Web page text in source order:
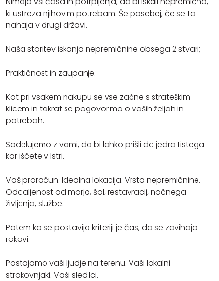
ki ustreza njihovim potrebam. Še posebej, če se ta
nahaja v drugi državi.
Naša storitev iskanja nepremičnine obsega 2 stvari;
Praktičnost in zaupanje.
Kot pri vsakem nakupu se vse začne s strateškim
klicem in takrat se pogovorimo o vaših željah in
potrebah.
Sodelujemo z vami, da bi lahko prišli do jedra tistega
kar iščete v Istri.
Vaš proračun. Idealna lokacija. Vrsta nepremičnine.
Oddaljenost od morja, šol, restavracij, nočnega
življenja, službe.
Potem ko se postavijo kriteriji je čas, da se zavihajo
rokavi.
Postajamo vaši ljudje na terenu. Vaši lokalni
strokovnjaki. Vaši sledilci.